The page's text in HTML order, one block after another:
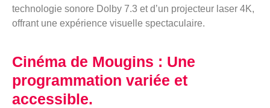
technologie sonore Dolby 7.3 et d’un projecteur laser 4K,
offrant une expérience visuelle spectaculaire.
Cinéma de Mougins : Une
programmation variée et
accessible.